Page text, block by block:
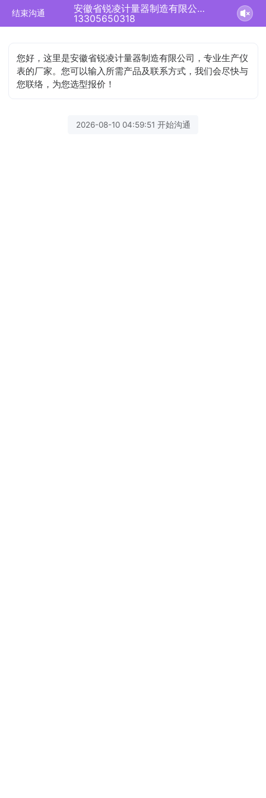
结束沟通
安徽省锐凌计量器制造有限公司正在为您服务
13305650318
您好，这里是安徽省锐凌计量器制造有限公司，专业生产仪
表的厂家。您可以输入所需产品及联系方式，我们会尽快与
您联络，为您选型报价！
2026-08-10 04:59:51 开始沟通